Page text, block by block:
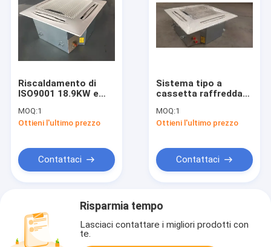
Riscaldamento di
ISO9001 18.9KW e
raffreddamento della
cassetta per il
MOQ:1
Ottieni l'ultimo prezzo
Contattaci
Sistema tipo a
cassetta raffreddato
d'aria
dell'appartamento
MOQ:1
Ottieni l'ultimo prezzo
Contattaci
Risparmia tempo
Lasciaci contattare i migliori prodotti con
te.